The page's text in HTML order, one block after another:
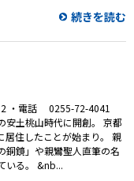
続きを読む
・電話 0255-72-4041
安土桃山時代に開創。 京都
居住したことが始まり。 親
銅鏡」や親鸞聖人直筆の名
いる。 &nb...